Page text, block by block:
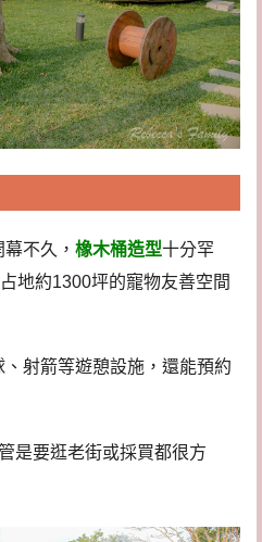
幕不久， 橡木桶造型十分罕
地約1300坪的寵物友善空間
射箭等遊憩設施，還能預約
是要逛老街或採買都很方